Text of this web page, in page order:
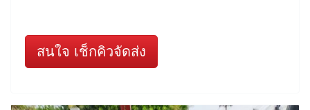
สนใจ เช็กคิวจัดส่ง